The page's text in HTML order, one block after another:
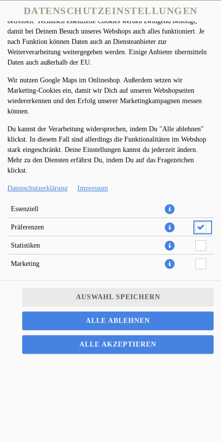
PIZZA FUNGHI (VEGETARISCH)
Ø 32CM
Pizza Funghi; vegetarisch; italienisch , schnelle Pizzalieferung;
Pizza Potsdam; Potsdam ; Pizza; Salat; Pasta; Zuverlässig; Straffrei;
Lieferservice; Pizzeria; Lecker Essen; Lieferando; Salat Lieferung;
DATENSCHUTZEINSTELLUNGEN
Wir nutzen Cookies und Dienste Dritter, um unseren Onlineshop zu
betreiben. Technisch essenzielle Cookies werden zwingend benötigt,
damit bei Deinem Besuch unseres Webshops auch alles funktioniert. Je
nach Funktion können Daten auch an Diensteanbieter zur
Weiterverarbeitung weitergegeben werden. Einige Anbieter übermitteln
Daten auch außerhalb der EU.
Wir nutzen Google Maps im Onlineshop. Außerdem setzen wir
Marketing-Cookies ein, damit wir Dich auf unseren Webshopseiten
wiedererkennen und den Erfolg unserer Marketingkampagnen messen
können.
Du kannst der Verarbeitung widersprechen, indem Du "Alle ablehnen"
klickst. In diesem Fall sind allerdings die Funktionalitäten im Webshop
stark eingeschränkt. Deine Einstellungen kannst du jederzeit ändern.
Mehr zu den Diensten erfährst Du, indem Du auf das Fragezeichen
klickst.
Datenschutzerklärung Impressum
Essenziell
Präferenzen
Statistiken
Marketing
AUSWAHL SPEICHERN
ALLE ABLEHNEN
ALLE AKZEPTIEREN